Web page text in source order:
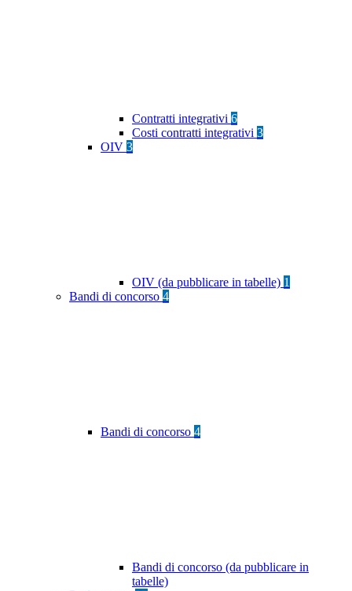
Contratti integrativi 6
Costi contratti integrativi 3
OIV 3
OIV (da pubblicare in tabelle) 1
Bandi di concorso 4
Bandi di concorso 4
Bandi di concorso (da pubblicare in
tabelle)